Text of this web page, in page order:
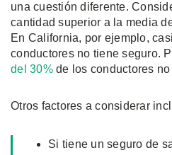
una cuestión diferente.
cantidad superior a la media
En California, por ejemplo,
conductores no tiene seguro.
del 30%de los conductores no
Otros factores a considerar
Si tiene un seguro de